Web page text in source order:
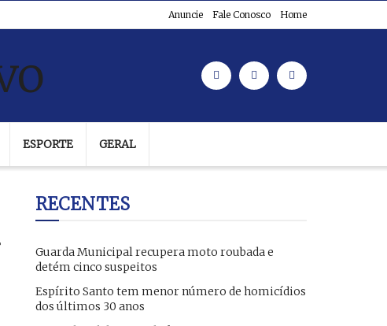
Anuncie Fale Conosco Home
ESPORTE GERAL
RECENTES
Guarda Municipal recupera moto roubada e
detém cinco suspeitos
Espírito Santo tem menor número de homicídios
dos últimos 30 anos